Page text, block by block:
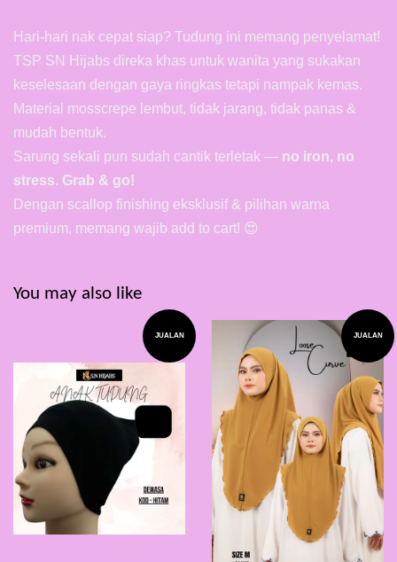
Hari-hari nak cepat siap? Tudung ini memang penyelamat!
TSP SN Hijabs direka khas untuk wanita yang sukakan
keselesaan dengan gaya ringkas tetapi nampak kemas.
Material mosscrepe lembut, tidak jarang, tidak panas &
mudah bentuk.
Sarung sekali pun sudah cantik terletak — no iron, no
stress. Grab & go!
Dengan scallop finishing eksklusif & pilihan warna
premium, memang wajib add to cart! 😍
You may also like
JUALAN JUALAN